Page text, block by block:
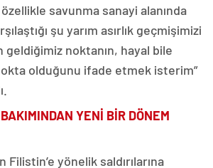
savunma sanayi alanında
şu yarım asırlık geçmişimizi
geldiğimiz noktanın, hayal bile
olduğunu ifade etmek isterim”
YENİ BİR DÖNEM
yönelik saldırılarına